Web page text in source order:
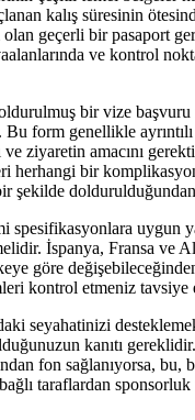
kalış süresinin
geçerli bir pasaport
ve kontrol
bir vize başvuru
form genellikle
ve ziyaretin amacını
herhangi bir
şekilde doldurulduğundan
spesifikasyonlara uygun
İspanya, Fransa ve
göre
kontrol etmeniz tavsiye
seyahatinizi
kanıtı
fon sağlanıyorsa, bu,
taraflardan sponsorluk